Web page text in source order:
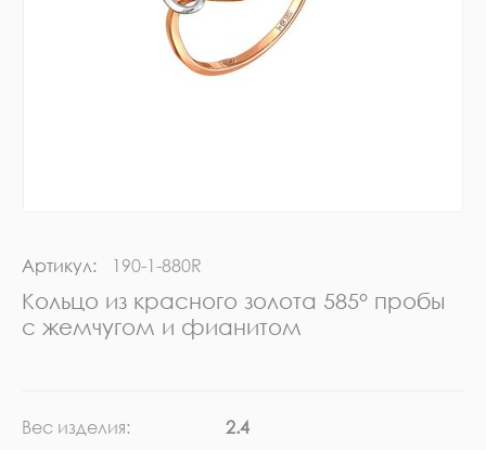
Артикул: 190-1-880R
Кольцо из красного золота 585° пробы
с жемчугом и фианитом
Вес изделия:
2.4